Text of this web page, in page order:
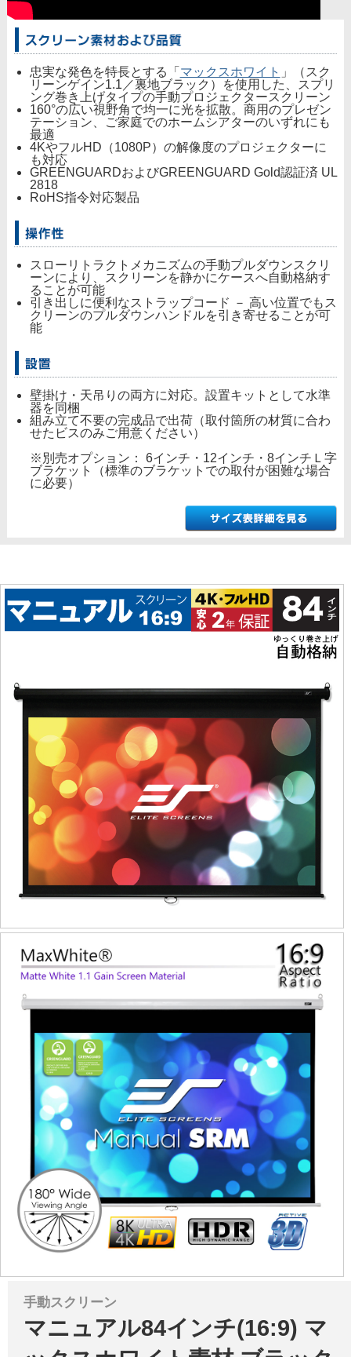
忠実な発色を特長とする「 マックスホワイト 」（スク
リーンゲイン1.1／裏地ブラック）を使用した、スプリ
ング巻き上げタイプの手動プロジェクタースクリーン
160°の広い視野角で均一に光を拡散。商用のプレゼン
テーション、ご家庭でのホームシアターのいずれにも
最適
4KやフルHD（1080P）の解像度のプロジェクターに
も対応
GREENGUARDおよびGREENGUARD Gold認証済 UL
2818
RoHS指令対応製品
スローリトラクトメカニズムの手動プルダウンスクリ
ーンにより、スクリーンを静かにケースへ自動格納す
ることが可能
引き出しに便利なストラップコード － 高い位置でもス
クリーンのプルダウンハンドルを引き寄せることが可
能
壁掛け・天吊りの両方に対応。設置キットとして水準
器を同梱
組み立て不要の完成品で出荷（取付箇所の材質に合わ
せたビスのみご用意ください）
※別売オプション： 6インチ・12インチ・8インチＬ字
ブラケット（標準のブラケットでの取付が困難な場合
に必要）
手動スクリーン
マニュアル84インチ(16:9) マ